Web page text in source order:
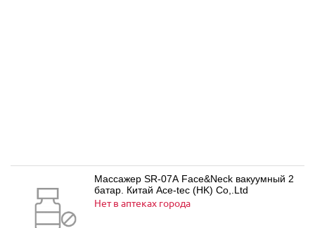
Массажер SR-07A Face&Neck вакуумный 2
батар. Китай Ace-tec (HK) Co,.Ltd
Нет в аптеках города